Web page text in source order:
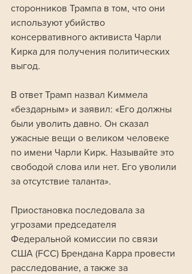
сторонников Трампа в том, что они
используют убийство
консервативного активиста Чарли
Кирка для получения политических
выгод.
В ответ Трамп назвал Киммела
«бездарным» и заявил: «Его должны
были уволить давно. Он сказал
ужасные вещи о великом человеке
по имени Чарли Кирк. Называйте это
свободой слова или нет. Его уволили
за отсутствие таланта».
Приостановка последовала за
угрозами председателя
Федеральной комиссии по связи
США (FCC) Брендана Карра провести
расследование, а также за